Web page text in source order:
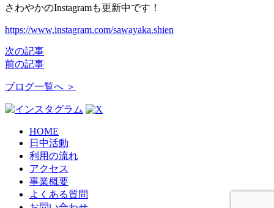
さわやかのInstagramも更新中です！
https://www.instagram.com/sawayaka.shien
次の記事
前の記事
ブログ一覧へ ＞
HOME
日中活動
利用の流れ
アクセス
事業概要
よくある質問